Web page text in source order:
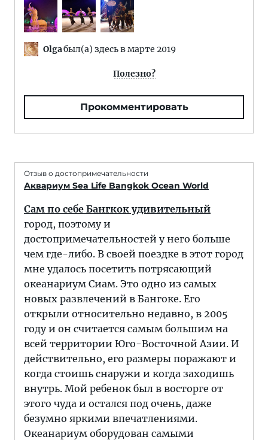
Olgaбыл(а) здесь в марте 2019
Полезно?
Прокомментировать
Отзыв о достопримечательности
Аквариум Sea Life Bangkok Ocean World
Сам по себе Бангкок удивительный
город, поэтому и
достопримечательностей у него больше
чем где-либо. В своей поездке в этот город
мне удалось посетить потрясающий
океанариум Сиам. Это одно из самых
новых развлечений в Бангоке. Его
открыли относительно недавно, в 2005
году и он считается самым большим на
всей территории Юго-Восточной Азии. И
действительно, его размеры поражают и
когда стоишь снаружи и когда заходишь
внутрь. Мой ребенок был в восторге от
этого чуда и остался под очень, даже
безумно яркими впечатлениями.
Океанариум оборудован самыми